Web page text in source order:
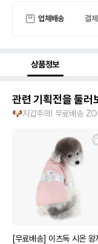
업체배송 결
상품정보
관련 기획전을 둘러
🐶지갑주의! 무료배송
[무료배송] 이츠독 시온 왕